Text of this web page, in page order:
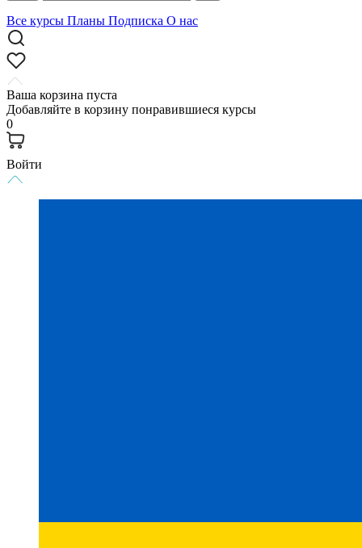
Все курсы Планы Подписка О нас
Ваша корзина пуста
Добавляйте в корзину понравившиеся курсы
0
Войти